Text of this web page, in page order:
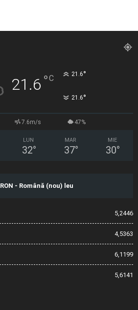
21.6 °C 21.6°
21.6°
7.6m/s 47%
LUN
32°
MAR
37°
MIE
30°
RON - Română (nou) leu
5,2446
4,5363
6,1199
5,6141